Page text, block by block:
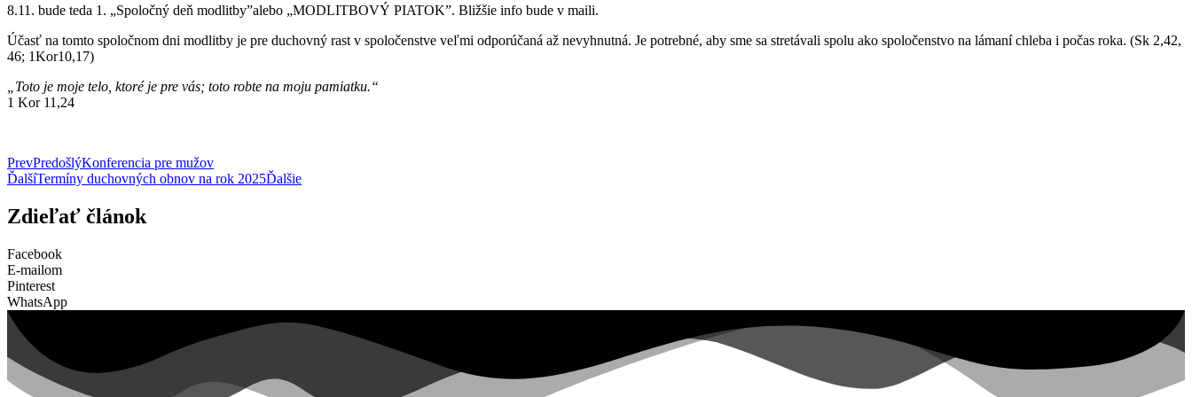
8.11. bude teda 1. „Spoločný deň modlitby”alebo „MODLITBOVÝ PIATOK”. Bližšie info bude v maili.
Účasť na tomto spoločnom dni modlitby je pre duchovný rast v spoločenstve veľmi odporúčaná až nevyhnutná. Je potrebné, aby sme sa stretávali spolu ako spoločenstvo na lámaní chleba i počas roka. (Sk 2,42,
46; 1Kor10,17)
„Toto je moje telo, ktoré je pre vás; toto robte na moju pamiatku.“
1 Kor 11‬,24
PrevPredošlýKonferencia pre mužov
ĎalšíTermíny duchovných obnov na rok 2025Ďalšie
Zdieľať článok
Facebook
E-mailom
Pinterest
WhatsApp